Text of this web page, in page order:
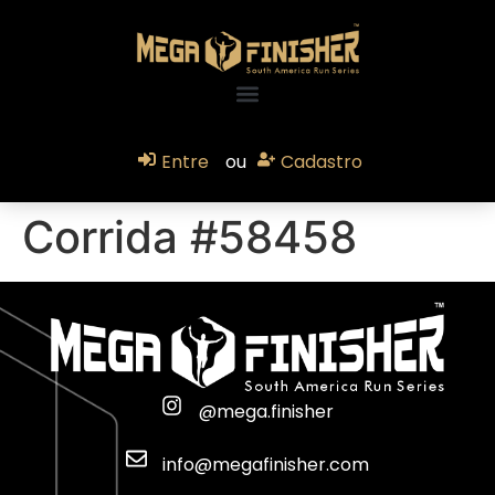
Entre ou Cadastro
Corrida #58458
@mega.finisher
info@megafinisher.com